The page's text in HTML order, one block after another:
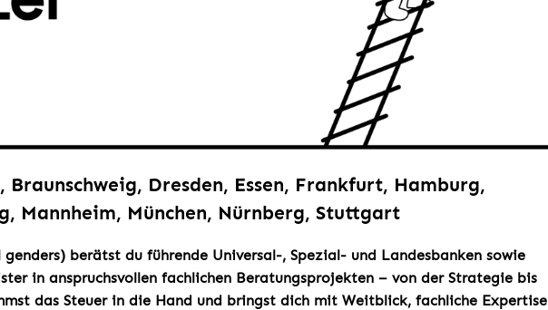
Dresden, Essen, Frankfurt, Hamburg,
Mannheim, München, Nürnberg, Stuttgart
genders) berätst du führende Universal-, Spezial- und Landesbanken sowie
in anspruchsvollen fachlichen Beratungsprojekten – von der Strategie bis
das Steuer in die Hand und bringst dich mit Weitblick, fachliche Expertise